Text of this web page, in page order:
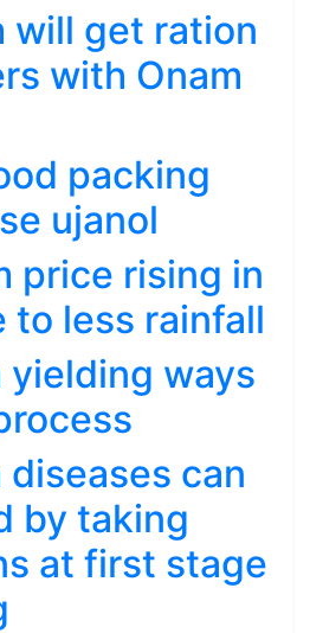
will get ration
with Onam
packing
ujanol
price rising in
to less rainfall
yielding ways
diseases can
by taking
at first stage